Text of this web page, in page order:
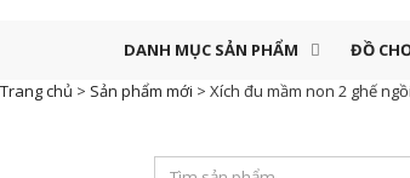
DANH MỤC SẢN PHẨM ĐỒ
Trang chủ > Sản phẩm mới > Xích đu mầm non 2 ghế